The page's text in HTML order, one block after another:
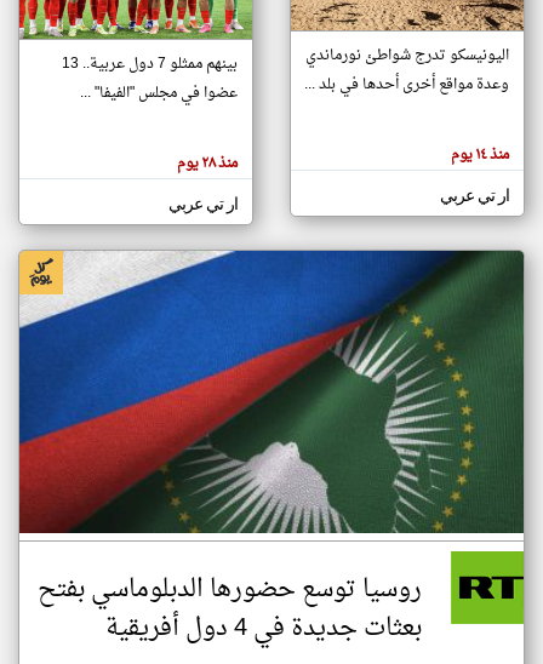
تغيير الدولة
اخبار جزر القمر على مدار الساعة
أهم اخبار جزر القمر العاجلة والمباشرة
هنا عن
وجهة
كاتبيها.
اليونيسكو تدرج شواطئ نورماندي
وعدة مواقع أخرى أحدها في بلد ...
منذ ١٤ يوم
ار تي عربي
بينهم ممثلو 7 دول عربية.. 13
عضوا في مجلس "الفيفا" ...
منذ ٢٨ يوم
ار تي عربي
روسيا توسع حضورها الدبلوماسي بفتح
بعثات جديدة في 4 دول أفريقية
klyoum.com